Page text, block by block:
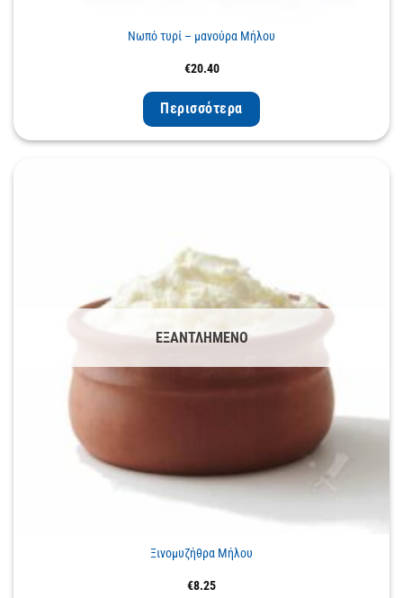
Νωπό τυρί – μανούρα Μήλου
€20.40
Περισσότερα
ΕΞΑΝΤΛΗΜΈΝΟ
Ξινομυζήθρα Μήλου
€8.25